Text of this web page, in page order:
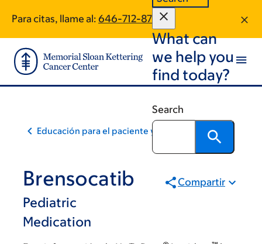
main
content
footer
Para citas, llame al: 646-712-8799
What can
we help you
find today?
Search
Educación para el paciente y la comunidad
Brensocatib
Pediatric
Medication
Compartir